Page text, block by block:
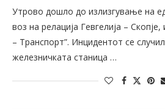
Утрово дошло до излизгување на
воз на релација Гевгелија –
– Транспорт”. Инцидентот се
железничката станица …